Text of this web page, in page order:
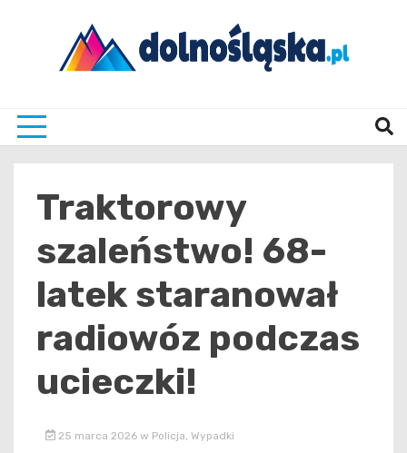
Traktorowy
szaleństwo! 68-
latek staranował
radiowóz podczas
ucieczki!
25 marca 2026 w Policja Wypadki